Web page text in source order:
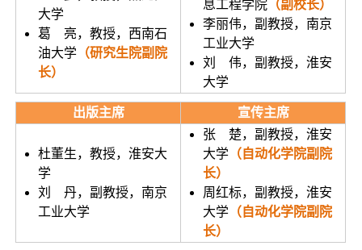
大学
葛 亮，教授，西南石
油大学（研究生院副院
长）
息工程学院（副校长）
李丽伟，副教授，南京
工业大学
刘 伟，副教授，淮安
大学
出版主席 宣传主席
杜董生，教授，淮安大
学
刘 丹，副教授，南京
工业大学
张 楚，副教授，淮安
大学（自动化学院副院
长）
周红标，副教授，淮安
大学（自动化学院副院
长）